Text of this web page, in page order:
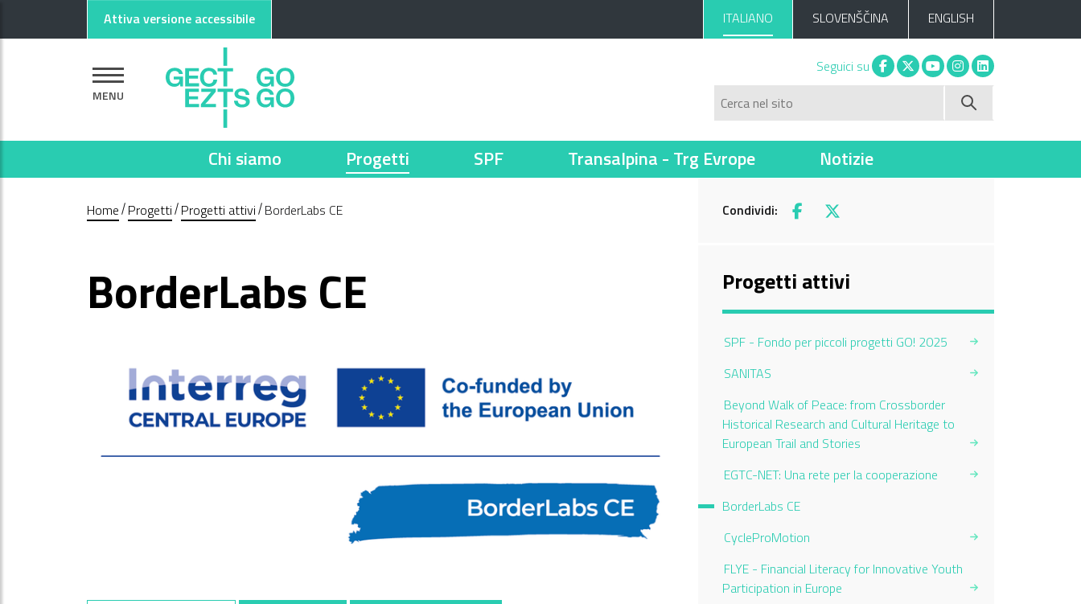
Attiva versione accessibile ITALIANO SLOVENŠČINA ENGLISH
MENU
Seguici su Facebook
X You tubeInstagram
Linkedin
Chi siamo Progetti SPF Transalpina - Trg Evrope Notizie
Home Progetti Progetti attivi BorderLabs CE Condividi: Facebook
X
BorderLabs CE Progetti attivi
SPF - Fondo per piccoli progetti GO! 2025
SANITAS
Beyond Walk of Peace: from Crossborder
Historical Research and Cultural Heritage to
European Trail and Stories
EGTC-NET: Una rete per la cooperazione
BorderLabs CE
CycleProMotion
FLYE - Financial Literacy for Innovative Youth
Participation in Europe